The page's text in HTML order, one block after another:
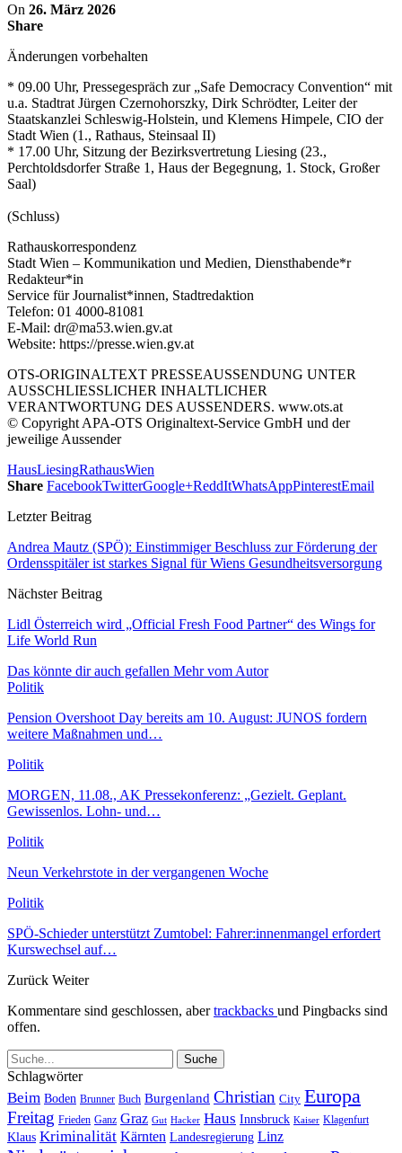
On 26. März 2026
Share
Änderungen vorbehalten
* 09.00 Uhr, Pressegespräch zur „Safe Democracy Convention“ mit
u.a. Stadtrat Jürgen Czernohorszky, Dirk Schrödter, Leiter der
Staatskanzlei Schleswig-Holstein, und Klemens Himpele, CIO der
Stadt Wien (1., Rathaus, Steinsaal II)
* 17.00 Uhr, Sitzung der Bezirksvertretung Liesing (23.,
Perchtoldsdorfer Straße 1, Haus der Begegnung, 1. Stock, Großer
Saal)
(Schluss)
Rathauskorrespondenz
Stadt Wien – Kommunikation und Medien, Diensthabende*r
Redakteur*in
Service für Journalist*innen, Stadtredaktion
Telefon: 01 4000-81081
E-Mail: dr@ma53.wien.gv.at
Website: https://presse.wien.gv.at
OTS-ORIGINALTEXT PRESSEAUSSENDUNG UNTER
AUSSCHLIESSLICHER INHALTLICHER
VERANTWORTUNG DES AUSSENDERS. www.ots.at
© Copyright APA-OTS Originaltext-Service GmbH und der
jeweilige Aussender
HausLiesingRathausWien
Share FacebookTwitterGoogle+ReddItWhatsAppPinterestEmail
Letzter Beitrag
Andrea Mautz (SPÖ): Einstimmiger Beschluss zur Förderung der
Ordensspitäler ist starkes Signal für Wiens Gesundheitsversorgung
Nächster Beitrag
Lidl Österreich wird „Official Fresh Food Partner“ des Wings for
Life World Run
Das könnte dir auch gefallen Mehr vom Autor
Politik
Pension Overshoot Day bereits am 10. August: JUNOS fordern
weitere Maßnahmen und…
Politik
MORGEN, 11.08., AK Pressekonferenz: „Gezielt. Geplant.
Gewissenlos. Lohn- und…
Politik
Neun Verkehrstote in der vergangenen Woche
Politik
SPÖ-Schieder unterstützt Zumtobel: Fahrer:innenmangel erfordert
Kurswechsel auf…
Zurück Weiter
Kommentare sind geschlossen, abertrackbacks und Pingbacks sind
offen.
Schlagwörter
Beim Boden Brunner Buch Burgenland Christian City Europa
Freitag Frieden Ganz Graz Gut Hacker Haus Innsbruck Kaiser Klagenfurt
Klaus Kriminalität Kärnten Landesregierung Linz